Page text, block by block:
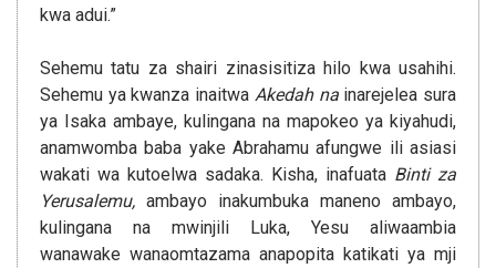
kwa adui.”
Sehemu tatu za shairi zinasisitiza hilo kwa usahihi.
Sehemu ya kwanza inaitwa Akedah na inarejelea sura
ya Isaka ambaye, kulingana na mapokeo ya kiyahudi,
anamwomba baba yake Abrahamu afungwe ili asiasi
wakati wa kutoelwa sadaka. Kisha, inafuata Binti za
Yerusalemu, ambayo inakumbuka maneno ambayo,
kulingana na mwinjili Luka, Yesu aliwaambia
wanawake wanaomtazama anapopita katikati ya mji